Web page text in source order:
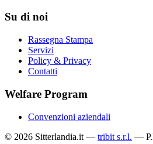
Su di noi
Rassegna Stampa
Servizi
Policy & Privacy
Contatti
Welfare Program
Convenzioni aziendali
© 2026 Sitterlandia.it — tribit s.r.l. —